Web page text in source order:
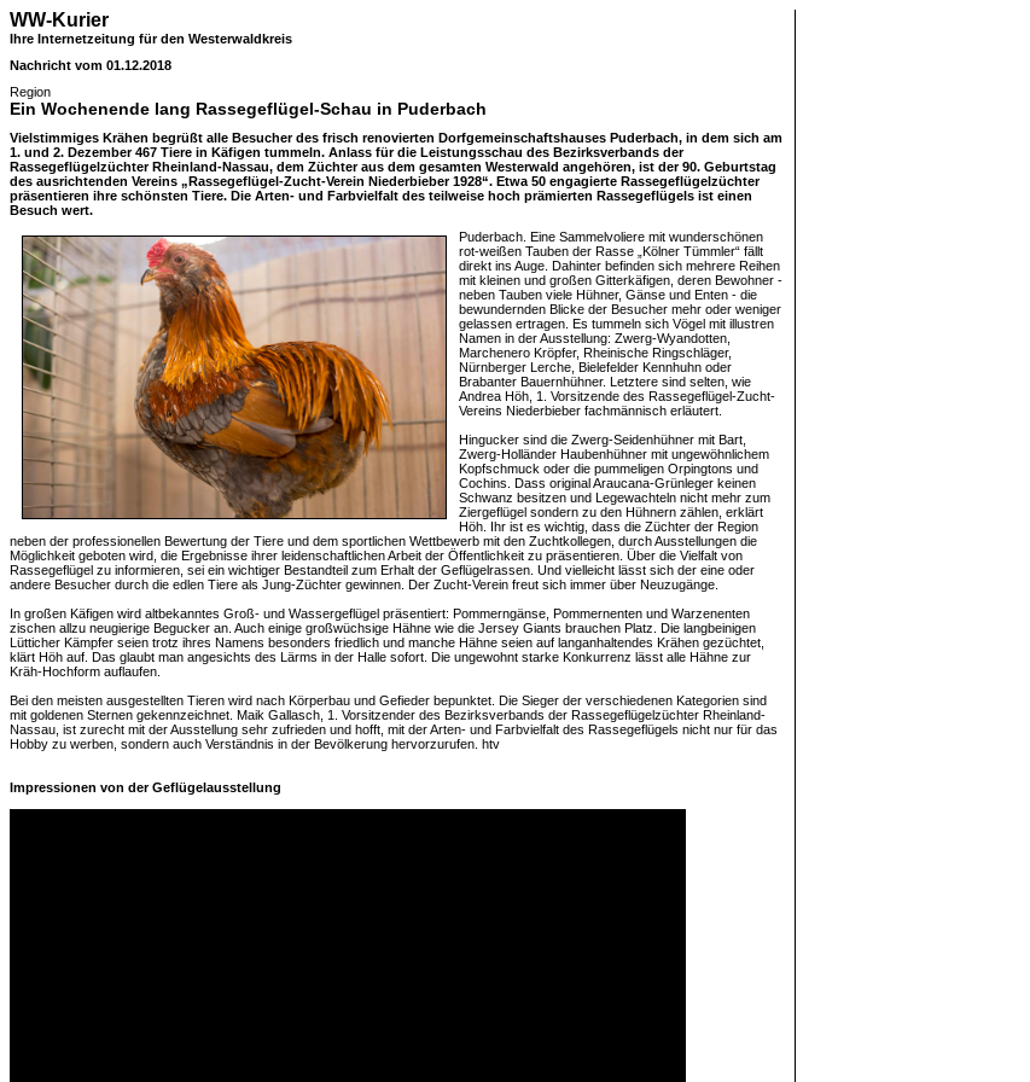
WW-Kurier
Ihre Internetzeitung für den Westerwaldkreis
Nachricht vom 01.12.2018
Region
Ein Wochenende lang Rassegeflügel-Schau in Puderbach
Vielstimmiges Krähen begrüßt alle Besucher des frisch renovierten Dorfgemeinschaftshauses Puderbach, in dem sich am
1. und 2. Dezember 467 Tiere in Käfigen tummeln. Anlass für die Leistungsschau des Bezirksverbands der
Rassegeflügelzüchter Rheinland-Nassau, dem Züchter aus dem gesamten Westerwald angehören, ist der 90. Geburtstag
des ausrichtenden Vereins „Rassegeflügel-Zucht-Verein Niederbieber 1928“. Etwa 50 engagierte Rassegeflügelzüchter
präsentieren ihre schönsten Tiere. Die Arten- und Farbvielfalt des teilweise hoch prämierten Rassegeflügels ist einen
Besuch wert.
Puderbach. Eine Sammelvoliere mit wunderschönen
rot-weißen Tauben der Rasse „Kölner Tümmler“ fällt
direkt ins Auge. Dahinter befinden sich mehrere Reihen
mit kleinen und großen Gitterkäfigen, deren Bewohner -
neben Tauben viele Hühner, Gänse und Enten - die
bewundernden Blicke der Besucher mehr oder weniger
gelassen ertragen. Es tummeln sich Vögel mit illustren
Namen in der Ausstellung: Zwerg-Wyandotten,
Marchenero Kröpfer, Rheinische Ringschläger,
Nürnberger Lerche, Bielefelder Kennhuhn oder
Brabanter Bauernhühner. Letztere sind selten, wie
Andrea Höh, 1. Vorsitzende des Rassegeflügel-Zucht-
Vereins Niederbieber fachmännisch erläutert.
Hingucker sind die Zwerg-Seidenhühner mit Bart,
Zwerg-Holländer Haubenhühner mit ungewöhnlichem
Kopfschmuck oder die pummeligen Orpingtons und
Cochins. Dass original Araucana-Grünleger keinen
Schwanz besitzen und Legewachteln nicht mehr zum
Ziergeflügel sondern zu den Hühnern zählen, erklärt
Höh. Ihr ist es wichtig, dass die Züchter der Region
neben der professionellen Bewertung der Tiere und dem sportlichen Wettbewerb mit den Zuchtkollegen, durch Ausstellungen die
Möglichkeit geboten wird, die Ergebnisse ihrer leidenschaftlichen Arbeit der Öffentlichkeit zu präsentieren. Über die Vielfalt von
Rassegeflügel zu informieren, sei ein wichtiger Bestandteil zum Erhalt der Geflügelrassen. Und vielleicht lässt sich der eine oder
andere Besucher durch die edlen Tiere als Jung-Züchter gewinnen. Der Zucht-Verein freut sich immer über Neuzugänge.
In großen Käfigen wird altbekanntes Groß- und Wassergeflügel präsentiert: Pommerngänse, Pommernenten und Warzenenten
zischen allzu neugierige Begucker an. Auch einige großwüchsige Hähne wie die Jersey Giants brauchen Platz. Die langbeinigen
Lütticher Kämpfer seien trotz ihres Namens besonders friedlich und manche Hähne seien auf langanhaltendes Krähen gezüchtet,
klärt Höh auf. Das glaubt man angesichts des Lärms in der Halle sofort. Die ungewohnt starke Konkurrenz lässt alle Hähne zur
Kräh-Hochform auflaufen.
Bei den meisten ausgestellten Tieren wird nach Körperbau und Gefieder bepunktet. Die Sieger der verschiedenen Kategorien sind
mit goldenen Sternen gekennzeichnet. Maik Gallasch, 1. Vorsitzender des Bezirksverbands der Rassegeflügelzüchter Rheinland-
Nassau, ist zurecht mit der Ausstellung sehr zufrieden und hofft, mit der Arten- und Farbvielfalt des Rassegeflügels nicht nur für das
Hobby zu werben, sondern auch Verständnis in der Bevölkerung hervorzurufen. htv
Impressionen von der Geflügelausstellung